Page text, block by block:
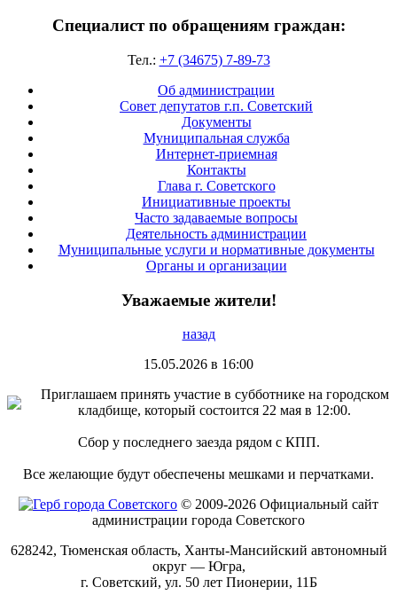
Специалист по обращениям граждан:
Тел.: +7 (34675) 7-89-73
Об администрации
Совет депутатов г.п. Советский
Документы
Муниципальная служба
Интернет-приемная
Контакты
Глава г. Советского
Инициативные проекты
Часто задаваемые вопросы
Деятельность администрации
Муниципальные услуги и нормативные документы
Органы и организации
Уважаемые жители!
назад
15.05.2026 в 16:00
Приглашаем принять участие в субботнике на городском
кладбище, который состоится 22 мая в 12:00.
Сбор у последнего заезда рядом с КПП.
Все желающие будут обеспечены мешками и перчатками.
© 2009-2026 Официальный сайт
администрации города Советского
628242, Тюменская область, Ханты-Мансийский автономный
округ — Югра,
г. Советский, ул. 50 лет Пионерии, 11Б